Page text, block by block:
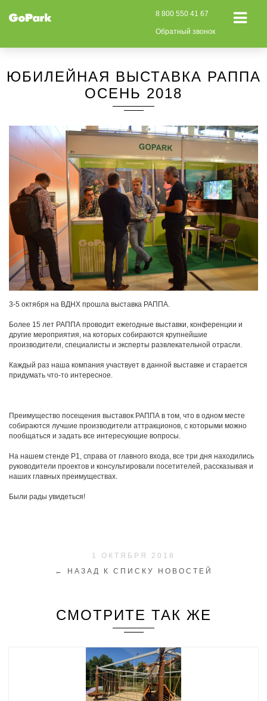
8 800 550 41 67
Обратный звонок
ЮБИЛЕЙНАЯ ВЫСТАВКА РАППА
ОСЕНЬ 2018
3-5 октября на ВДНХ прошла выставка РАППА.
Более 15 лет РАППА проводит ежегодные выставки, конференции и
другие мероприятия, на которых собираются крупнейшие
производители, специалисты и эксперты развлекательной отрасли.
Каждый раз наша компания участвует в данной выставке и старается
придумать что-то интересное.
Преимущество посещения выставок РАППА в том, что в одном месте
собираются лучшие производители аттракционов, с которыми можно
пообщаться и задать все интересующие вопросы.
На нашем стенде Р1, справа от главного входа, все три дня находились
руководители проектов и консультировали посетителей, рассказывая и
наших главных преимуществах.
Были рады увидеться!
1 ОКТЯБРЯ 2018
← НАЗАД К СПИСКУ НОВОСТЕЙ
СМОТРИТЕ ТАК ЖЕ